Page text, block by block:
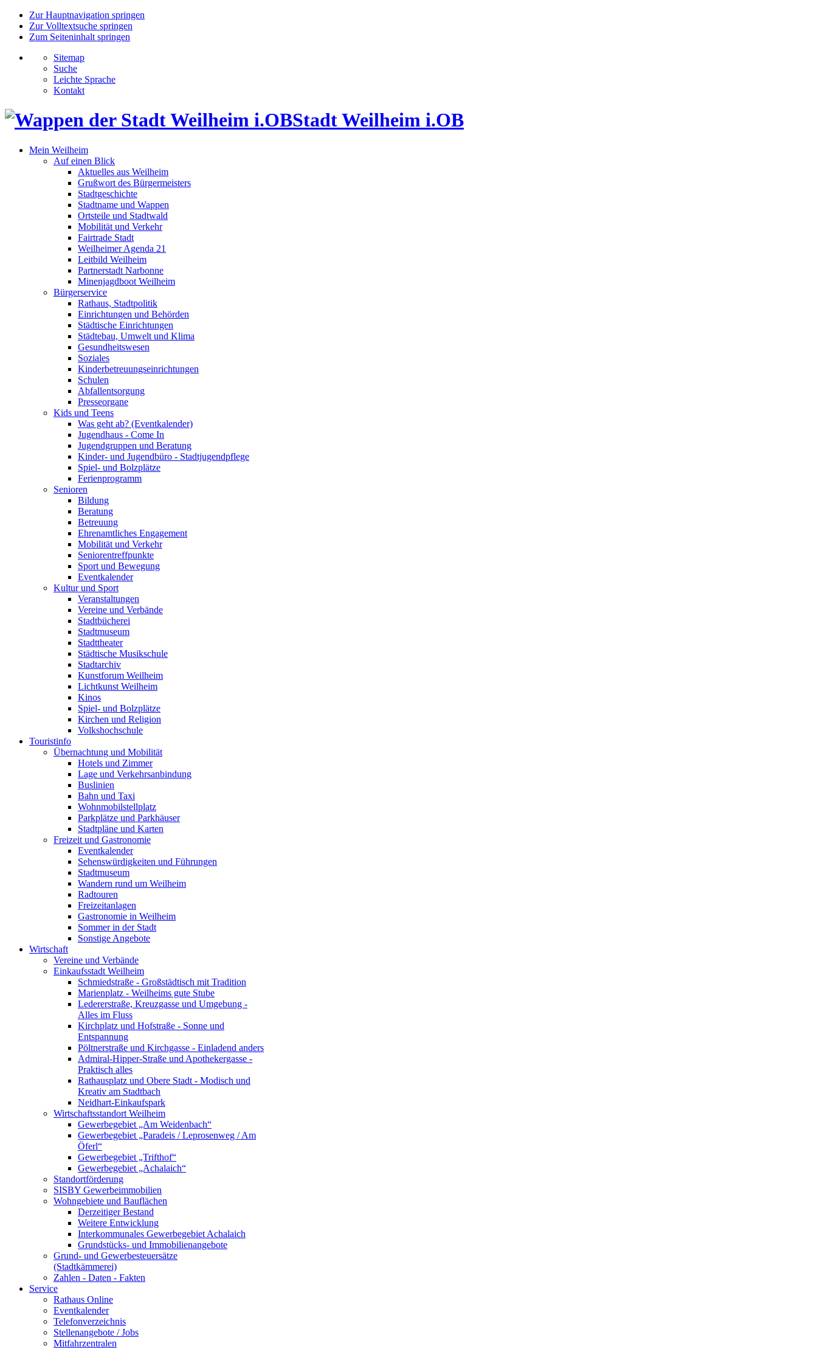
Zur Hauptnavigation springen
Zur Volltextsuche springen
Zum Seiteninhalt springen
Sitemap
Suche
Leichte Sprache
Kontakt
Stadt Weilheim i.OB
Mein Weilheim
Auf einen Blick
Aktuelles aus Weilheim
Grußwort des Bürgermeisters
Stadtgeschichte
Stadtname und Wappen
Ortsteile und Stadtwald
Mobilität und Verkehr
Fairtrade Stadt
Weilheimer Agenda 21
Leitbild Weilheim
Partnerstadt Narbonne
Minenjagdboot Weilheim
Bürgerservice
Rathaus, Stadtpolitik
Einrichtungen und Behörden
Städtische Einrichtungen
Städtebau, Umwelt und Klima
Gesundheitswesen
Soziales
Kinderbetreuungseinrichtungen
Schulen
Abfallentsorgung
Presseorgane
Kids und Teens
Was geht ab? (Eventkalender)
Jugendhaus - Come In
Jugendgruppen und Beratung
Kinder- und Jugendbüro - Stadtjugendpflege
Spiel- und Bolzplätze
Ferienprogramm
Senioren
Bildung
Beratung
Betreuung
Ehrenamtliches Engagement
Mobilität und Verkehr
Seniorentreffpunkte
Sport und Bewegung
Eventkalender
Kultur und Sport
Veranstaltungen
Vereine und Verbände
Stadtbücherei
Stadtmuseum
Stadttheater
Städtische Musikschule
Stadtarchiv
Kunstforum Weilheim
Lichtkunst Weilheim
Kinos
Spiel- und Bolzplätze
Kirchen und Religion
Volkshochschule
Touristinfo
Übernachtung und Mobilität
Hotels und Zimmer
Lage und Verkehrsanbindung
Buslinien
Bahn und Taxi
Wohnmobilstellplatz
Parkplätze und Parkhäuser
Stadtpläne und Karten
Freizeit und Gastronomie
Eventkalender
Sehenswürdigkeiten und Führungen
Stadtmuseum
Wandern rund um Weilheim
Radtouren
Freizeitanlagen
Gastronomie in Weilheim
Sommer in der Stadt
Sonstige Angebote
Wirtschaft
Vereine und Verbände
Einkaufsstadt Weilheim
Schmiedstraße - Großstädtisch mit Tradition
Marienplatz - Weilheims gute Stube
Ledererstraße, Kreuzgasse und Umgebung -
Alles im Fluss
Kirchplatz und Hofstraße - Sonne und
Entspannung
Pöltnerstraße und Kirchgasse - Einladend anders
Admiral-Hipper-Straße und Apothekergasse -
Praktisch alles
Rathausplatz und Obere Stadt - Modisch und
Kreativ am Stadtbach
Neidhart-Einkaufspark
Wirtschaftsstandort Weilheim
Gewerbegebiet „Am Weidenbach“
Gewerbegebiet „Paradeis / Leprosenweg / Am
Öferl“
Gewerbegebiet „Trifthof“
Gewerbegebiet „Achalaich“
Standortförderung
SISBY Gewerbeimmobilien
Wohngebiete und Bauflächen
Derzeitiger Bestand
Weitere Entwicklung
Interkommunales Gewerbegebiet Achalaich
Grundstücks- und Immobilienangebote
Grund- und Gewerbesteuersätze
(Stadtkämmerei)
Zahlen - Daten - Fakten
Service
Rathaus Online
Eventkalender
Telefonverzeichnis
Stellenangebote / Jobs
Mitfahrzentralen